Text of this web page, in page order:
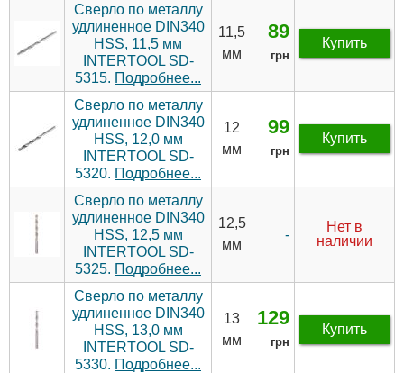
Сверло по металлу
удлиненное DIN340
HSS, 11,5 мм
INTERTOOL SD-
5315. Подробнее...
11,5
мм
89
грн
Купить
Сверло по металлу
удлиненное DIN340
HSS, 12,0 мм
INTERTOOL SD-
5320. Подробнее...
12
мм
99
грн
Купить
Сверло по металлу
удлиненное DIN340
HSS, 12,5 мм
INTERTOOL SD-
5325. Подробнее...
12,5
мм
-
Нет в
наличии
Сверло по металлу
удлиненное DIN340
HSS, 13,0 мм
INTERTOOL SD-
5330. Подробнее...
13
мм
129
грн
Купить